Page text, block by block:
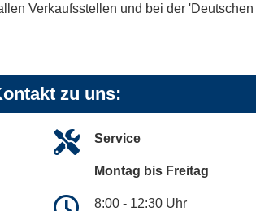
Verkaufsstellen und bei der
zu uns:
Service
Montag bis Freitag
8:00 - 12:30 Uhr